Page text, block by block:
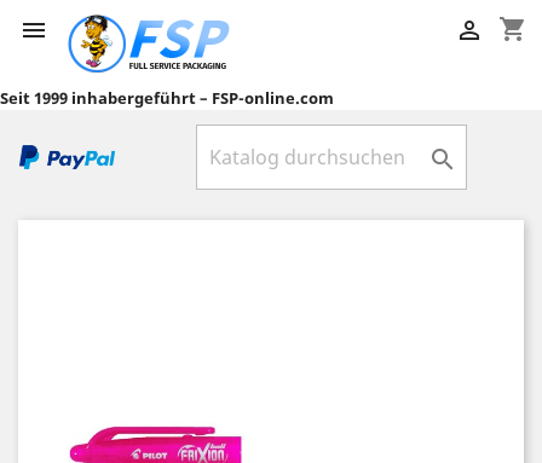
 shopping_cart

Seit 1999 inhabergeführt – FSP-online.com
